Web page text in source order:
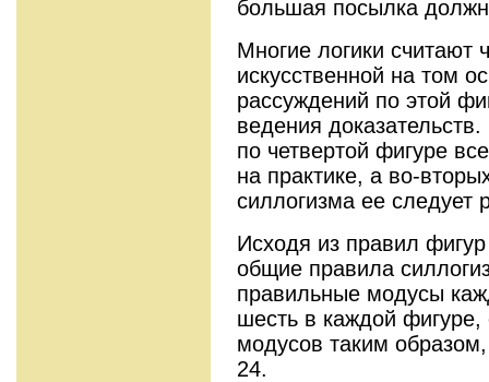
большая посылка
Многие логики считают
искусственной на том
рассуждений по этой
ведения
по четвертой фигуре
на практике, а во-
силлогизма ее следует
Исходя из правил
общие правила
правильные модусы
шесть в каждой
модусов таким образом,
24.